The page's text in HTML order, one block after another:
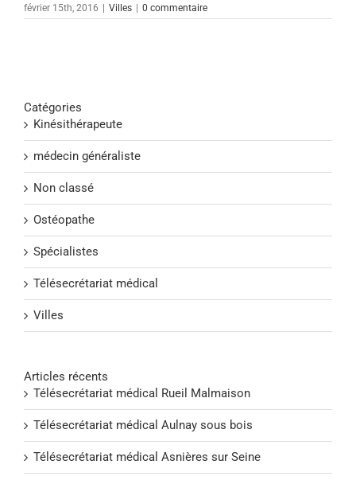
février 15th, 2016 | Villes | 0 commentaire
Catégories
Kinésithérapeute
médecin généraliste
Non classé
Ostéopathe
Spécialistes
Télésecrétariat médical
Villes
Articles récents
Télésecrétariat médical Rueil Malmaison
Télésecrétariat médical Aulnay sous bois
Télésecrétariat médical Asnières sur Seine